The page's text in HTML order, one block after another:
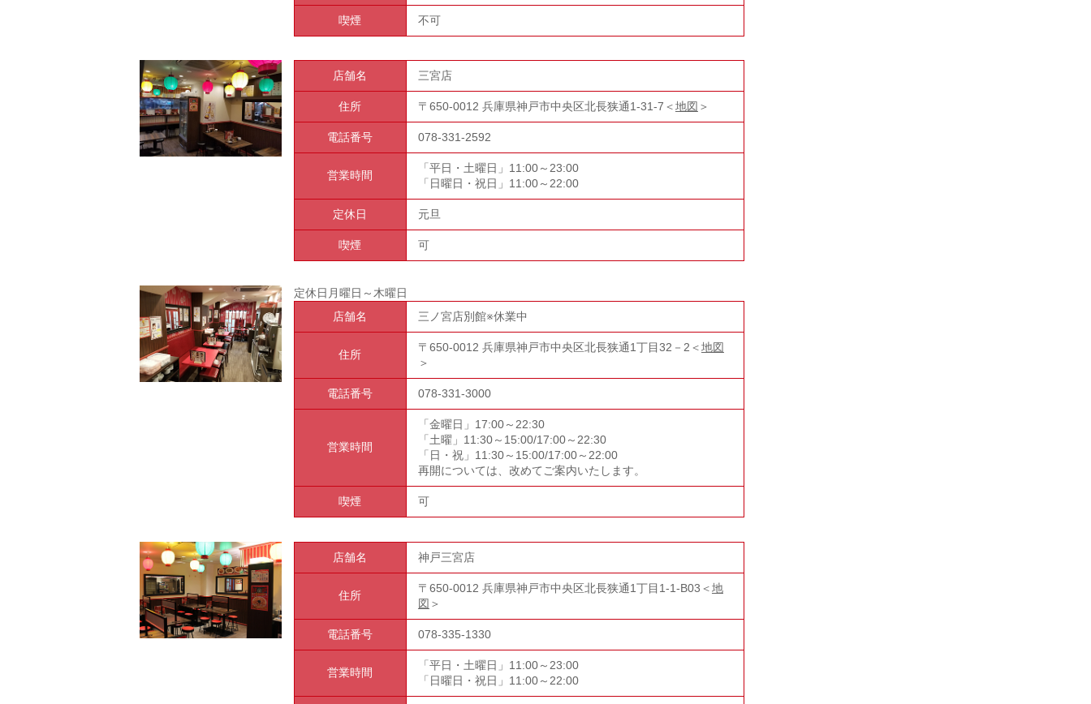
喫煙 不可
店舗名 三宮店
住所 〒650-0012 兵庫県神戸市中央区北長狭通1-31-7＜地図 ＞
電話番号 078-331-2592
営業時間
「平日・土曜日」11:00～23:00
「日曜日・祝日」11:00～22:00
定休日 元旦
喫煙 可
定休日月曜日～木曜日
店舗名
三ノ宮店別館※休業中
住所
〒650-0012 兵庫県神戸市中央区北長狭通1丁目32－2＜地図
＞
電話番号 078-331-3000
営業時間
「金曜日」17:00～22:30
「土曜」11:30～15:00/17:00～22:30
「日・祝」11:30～15:00/17:00～22:00
再開については、改めてご案内いたします。
喫煙 可
店舗名 神戸三宮店
住所
〒650-0012 兵庫県神戸市中央区北長狭通1丁目1-1-B03＜地
図 ＞
電話番号 078-335-1330
営業時間
「平日・土曜日」11:00～23:00
「日曜日・祝日」11:00～22:00